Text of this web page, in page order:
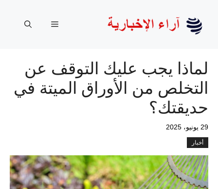
المحتوى
القائمة
لماذا يجب عليك التوقف عن
التخلص من الأوراق الميتة في
حديقتك؟
29 يونيو، 2025
أخبار